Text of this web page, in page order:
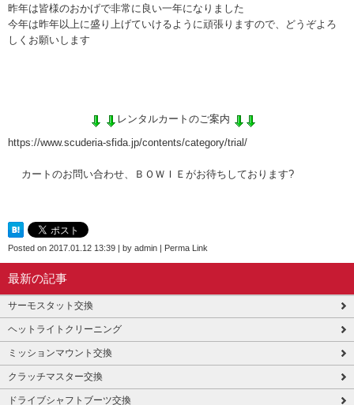
昨年は皆様のおかげで非常に良い一年になりました
今年は昨年以上に盛り上げていけるように頑張りますので、どうぞよろ
しくお願いします
レンタルカートのご案内
https://www.scuderia-sfida.jp/contents/category/trial/
カートのお問い合わせ、ＢＯＷＩＥがお待ちしております?
Posted on 2017.01.12 13:39 | by admin | Perma Link
最新の記事
サーモスタット交換
ヘットライトクリーニング
ミッションマウント交換
クラッチマスター交換
ドライブシャフトブーツ交換